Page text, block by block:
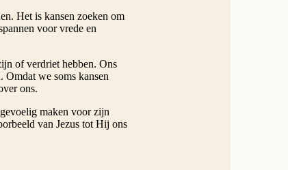
Het is kansen zoeken om
voor vrede en
of verdriet hebben. Ons
Omdat we soms kansen
ons.
maken voor zijn
van Jezus tot Hij ons